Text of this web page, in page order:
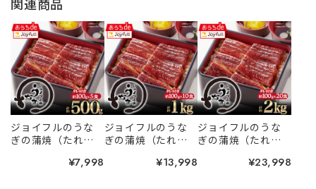
関連商品
ジョイフルのうな
ぎの蒲焼（たれ付
¥7,998
ジョイフルのうな
ぎの蒲焼（たれ付
¥13,998
ジョイフルのうな
ぎの蒲焼（たれ付
¥23,998